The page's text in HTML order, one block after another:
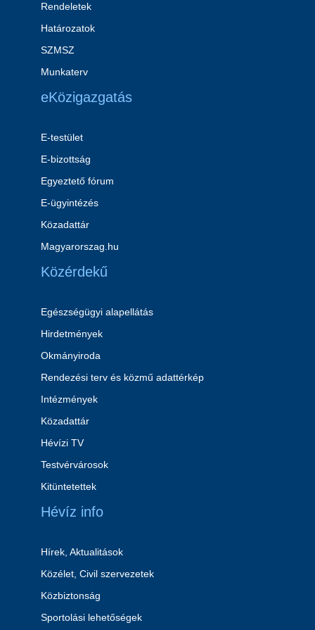
Rendeletek
Határozatok
SZMSZ
Munkaterv
eKözigazgatás
E-testület
E-bizottság
Egyeztető fórum
E-ügyintézés
Közadattár
Magyarorszag.hu
Közérdekű
Egészségügyi alapellátás
Hirdetmények
Okmányiroda
Rendezési terv és közmű adattérkép
Intézmények
Közadattár
Hévízi TV
Testvérvárosok
Kitüntetettek
Hévíz info
Hírek, Aktualitások
Közélet, Civil szervezetek
Közbiztonság
Sportolási lehetőségek